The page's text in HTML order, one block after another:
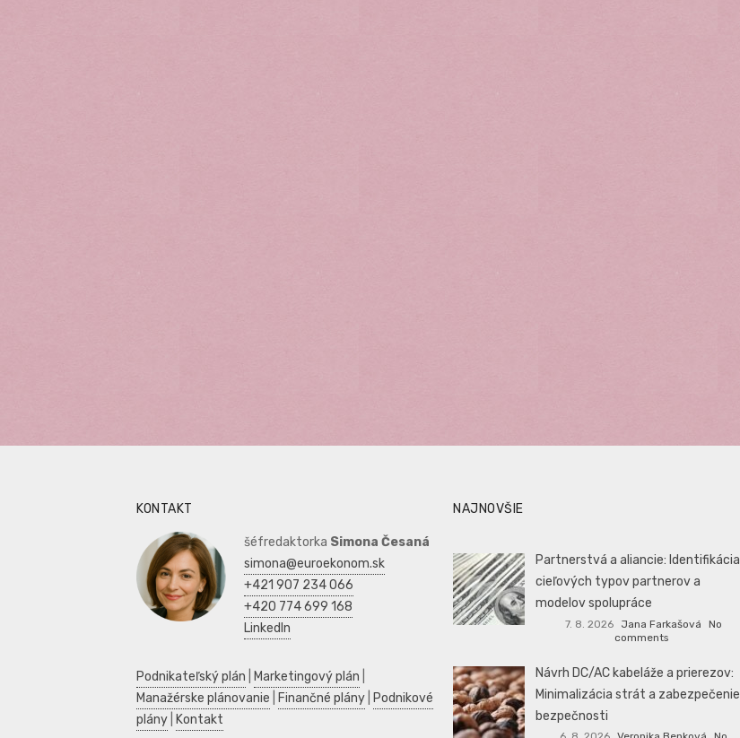
KONTAKT
šéfredaktorka Simona Česaná
simona@euroekonom.sk
+421 907 234 066
+420 774 699 168
LinkedIn
Podnikateľský plán Marketingový plán
Manažérske plánovanie
Finančné plány
Podnikové
plány
Kontakt
NAJNOVŠIE
Partnerstvá a aliancie: Identifikácia
cieľových typov partnerov a
modelov spolupráce
7. 8. 2026 Jana Farkašová
No
comments
Návrh DC/AC kabeláže a prierezov:
Minimalizácia strát a zabezpečenie
bezpečnosti